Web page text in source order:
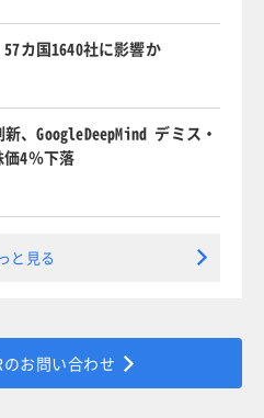
カ国1640社に影響か
、GoogleDeepMind デミス・
4％下落
と見る
お問い合わせ